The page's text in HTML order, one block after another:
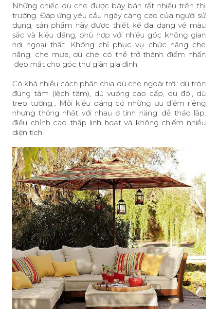
Những chiếc dù che được bày bán rất nhiều trên thị
trường. Đáp ứng yêu cầu ngày càng cao của người sử
dụng, sản phẩm này được thiết kế đa dạng về màu
sắc và kiểu dáng, phù hợp với nhiều góc không gian
nơi ngoại thất. Không chỉ phục vụ chức năng che
nắng, che mưa, dù che có thể trở thành điểm nhấn
đẹp mắt cho góc thư giãn gia đình.
Có khá nhiều cách phân chia dù che ngoài trời: dù tròn
đúng tâm (lệch tâm), dù vuông cao cấp, dù đôi, dù
treo tường... Mỗi kiểu dáng có những ưu điểm riêng
nhưng thống nhất với nhau ở tính năng: dễ tháo lắp,
điều chỉnh cao thấp linh hoạt và không chiếm nhiều
diện tích.